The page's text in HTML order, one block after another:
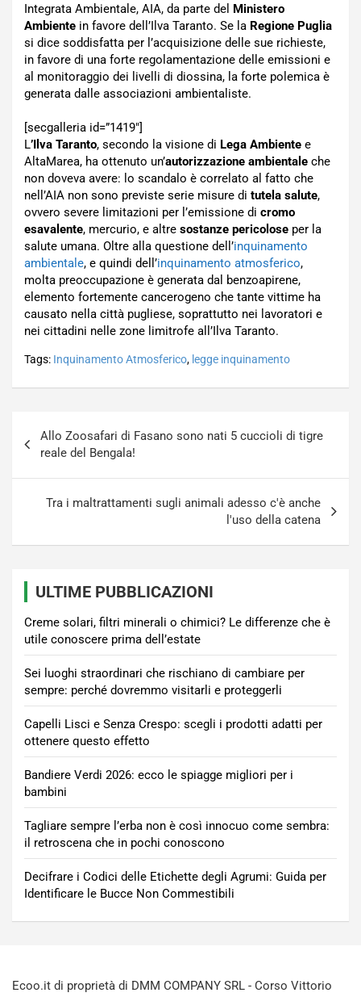
Integrata Ambientale, AIA, da parte del Ministero
Ambiente in favore dell’Ilva Taranto. Se la Regione Puglia
si dice soddisfatta per l’acquisizione delle sue richieste,
in favore di una forte regolamentazione delle emissioni e
al monitoraggio dei livelli di diossina, la forte polemica è
generata dalle associazioni ambientaliste.
[secgalleria id=”1419″]
L’Ilva Taranto, secondo la visione di Lega Ambiente e
AltaMarea, ha ottenuto un’autorizzazione ambientale che
non doveva avere: lo scandalo è correlato al fatto che
nell’AIA non sono previste serie misure di tutela salute,
ovvero severe limitazioni per l’emissione di cromo
esavalente, mercurio, e altre sostanze pericolose per la
salute umana. Oltre alla questione dell’inquinamento
ambientale, e quindi dell’inquinamento atmosferico,
molta preoccupazione è generata dal benzoapirene,
elemento fortemente cancerogeno che tante vittime ha
causato nella città pugliese, soprattutto nei lavoratori e
nei cittadini nelle zone limitrofe all’Ilva Taranto.
Tags: Inquinamento Atmosferico, legge inquinamento
articoli
Allo Zoosafari di Fasano sono nati 5 cuccioli di tigre
reale del Bengala!
Tra i maltrattamenti sugli animali adesso c'è anche
l'uso della catena
ULTIME PUBBLICAZIONI
Creme solari, filtri minerali o chimici? Le differenze che è
utile conoscere prima dell’estate
Sei luoghi straordinari che rischiano di cambiare per
sempre: perché dovremmo visitarli e proteggerli
Capelli Lisci e Senza Crespo: scegli i prodotti adatti per
ottenere questo effetto
Bandiere Verdi 2026: ecco le spiagge migliori per i
bambini
Tagliare sempre l’erba non è così innocuo come sembra:
il retroscena che in pochi conoscono
Decifrare i Codici delle Etichette degli Agrumi: Guida per
Identificare le Bucce Non Commestibili
Ecoo.it di proprietà di DMM COMPANY SRL - Corso Vittorio